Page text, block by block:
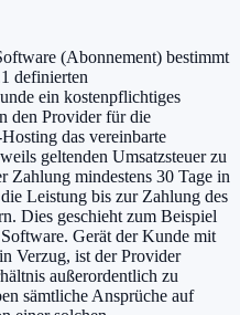
(Abonnement) bestimmt
definierten
ein kostenpflichtiges
den Provider für die
das vereinbarte
geltenden Umsatzsteuer zu
Zahlung mindestens 30 Tage in
Leistung bis zur Zahlung des
Dies geschieht zum Beispiel
Gerät der Kunde mit
Verzug, ist der Provider
außerordentlich zu
sämtliche Ansprüche auf